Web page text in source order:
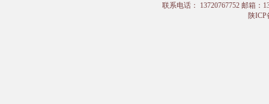
联系电话： 13720767752 邮箱：
陕ICP